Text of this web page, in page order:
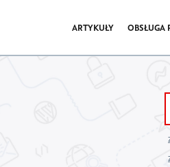
ARTYKUŁY OBSŁUGA